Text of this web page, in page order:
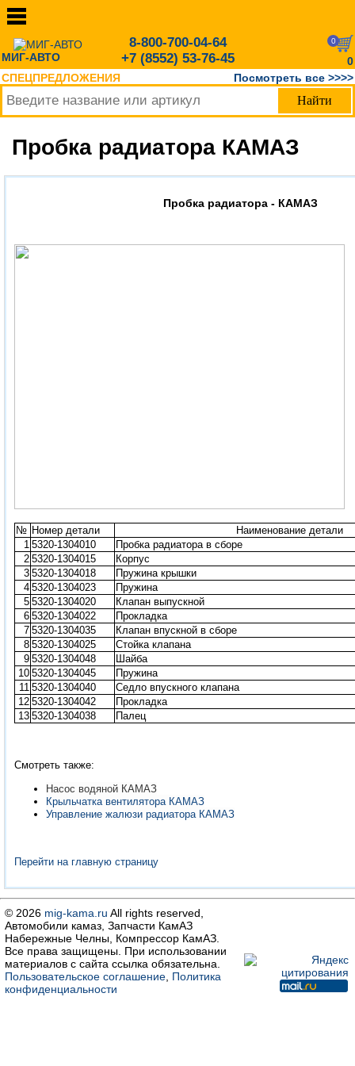
МИГ-АВТО
8-800-700-04-64
+7 (8552) 53-76-45
0
0
СПЕЦПРЕДЛОЖЕНИЯ
Посмотреть все >>>>
Пробка радиатора КАМАЗ
Пробка радиатора - КАМАЗ
№ Номер детали
Наименование детали
1 5320-1304010
Пробка радиатора в сборе
2 5320-1304015
Корпус
3 5320-1304018
Пружина крышки
4 5320-1304023
Пружина
5 5320-1304020
Клапан выпускной
6 5320-1304022
Прокладка
7 5320-1304035
Клапан впускной в сборе
8 5320-1304025
Стойка клапана
9 5320-1304048
Шайба
10 5320-1304045
Пружина
11 5320-1304040
Седло впускного клапана
12 5320-1304042
Прокладка
13 5320-1304038 Палец
Смотреть также:
Насос водяной КАМАЗ
Крыльчатка вентилятора КАМАЗ
Управление жалюзи радиатора КАМАЗ
Перейти на главную страницу
© 2026 mig-kama.ru All rights reserved,
Автомобили камаз, Запчасти КамАЗ
Набережные Челны, Компрессор КамАЗ.
Все права защищены. При использовании
материалов с сайта ссылка обязательна.
Пользовательское соглашение Политика
конфиденциальности